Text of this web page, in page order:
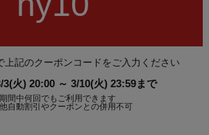
上記のクーポンコードをご入力ください
火) 20:00 ～ 3/10(火) 23:59まで
間中何回でもご利用できます
自動割引やクーポンとの併用不可